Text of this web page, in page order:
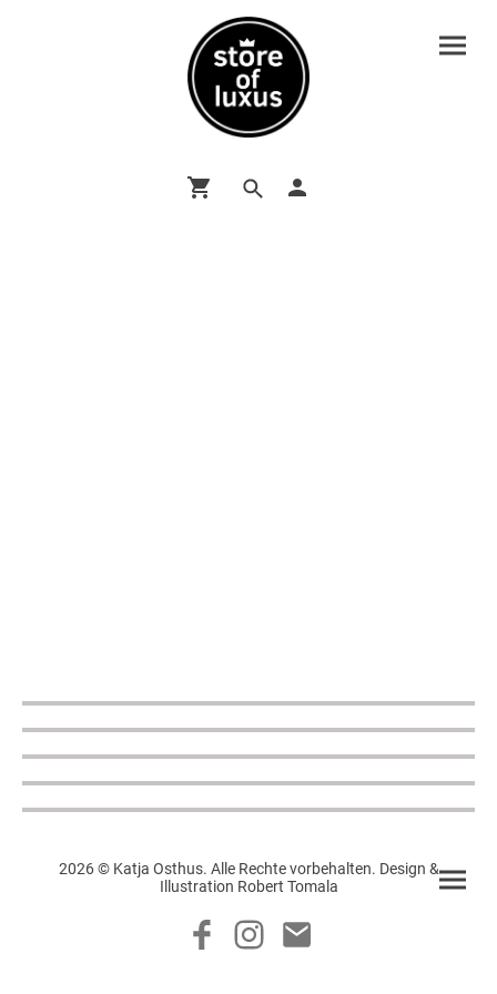
2026 © Katja Osthus. Alle Rechte vorbehalten. Design &
Illustration Robert Tomala